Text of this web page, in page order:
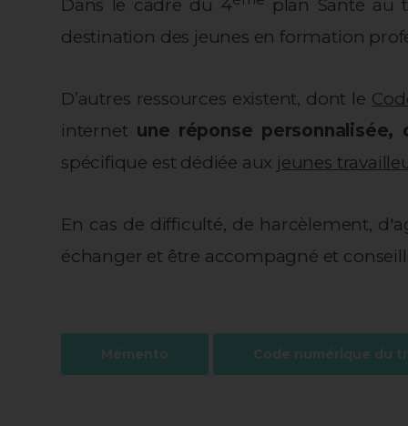
Dans le cadre du 4
plan Santé au
destination des jeunes en formation
D’autres ressources existent, dont le
internet une réponse
spécifique est dédiée aux jeunes
En cas de difficulté, de harcèlement,
échanger et être accompagné et
Mémento Code numérique du